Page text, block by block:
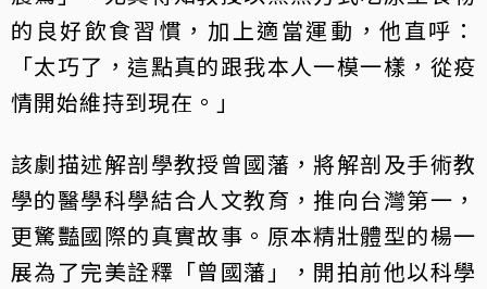
的良好飲食習慣，加上適當運動，他直呼：
「太巧了，這點真的跟我本人一模一樣，從疫
情開始維持到現在。」
該劇描述解剖學教授曾國藩，將解剖及手術教
學的醫學科學結合人文教育，推向台灣第一，
更驚豔國際的真實故事。原本精壯體型的楊一
展為了完美詮釋「曾國藩」，開拍前他以科學